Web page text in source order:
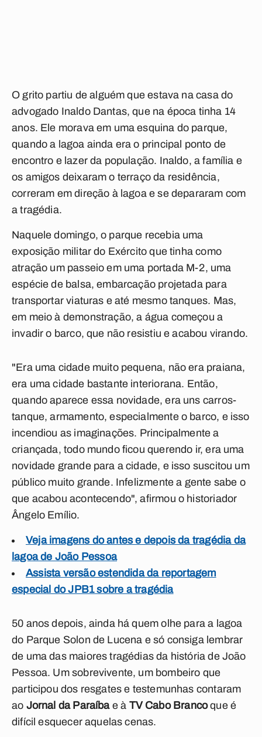
O grito partiu de alguém que estava na casa do
advogado Inaldo Dantas, que na época tinha 14
anos. Ele morava em uma esquina do parque,
quando a lagoa ainda era o principal ponto de
encontro e lazer da população. Inaldo, a família e
os amigos deixaram o terraço da residência,
correram em direção à lagoa e se depararam com
a tragédia.
Naquele domingo, o parque recebia uma
exposição militar do Exército que tinha como
atração um passeio em uma portada M-2, uma
espécie de balsa, embarcação projetada para
transportar viaturas e até mesmo tanques. Mas,
em meio à demonstração, a água começou a
invadir o barco, que não resistiu e acabou virando.
"Era uma cidade muito pequena, não era praiana,
era uma cidade bastante interiorana. Então,
quando aparece essa novidade, era uns carros-
tanque, armamento, especialmente o barco, e isso
incendiou as imaginações. Principalmente a
criançada, todo mundo ficou querendo ir, era uma
novidade grande para a cidade, e isso suscitou um
público muito grande. Infelizmente a gente sabe o
que acabou acontecendo", afirmou o historiador
Ângelo Emílio.
Veja imagens do antes e depois da tragédia da
lagoa de João Pessoa
Assista versão estendida da reportagem
especial do JPB1 sobre a tragédia
50 anos depois, ainda há quem olhe para a lagoa
do Parque Solon de Lucena e só consiga lembrar
de uma das maiores tragédias da história de João
Pessoa. Um sobrevivente, um bombeiro que
participou dos resgates e testemunhas contaram
ao Jornal da Paraíbae à TV Cabo Brancoque é
difícil esquecer aquelas cenas.